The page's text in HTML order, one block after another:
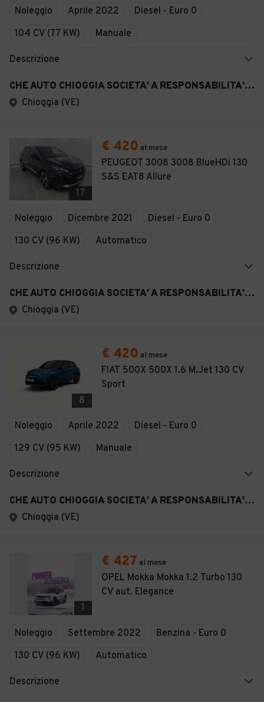
Noleggio Aprile 2022
Diesel - Euro 0
104 CV (77 KW)
Manuale
Descrizione
CHE AUTO CHIOGGIA SOCIETA' A RESPONSABILITA' LIMITATA SEMPLIFICAT A
Chioggia (VE)
17
€ 420 al mese
PEUGEOT 3008 3008 BlueHDi 130
S&S EAT8 Allure
Noleggio Dicembre 2021
Diesel - Euro 0
130 CV (96 KW)
Automatico
Descrizione
CHE AUTO CHIOGGIA SOCIETA' A RESPONSABILITA' LIMITATA SEMPLIFICAT A
Chioggia (VE)
8
€ 420 al mese
FIAT 500X 500X 1.6 M.Jet 130 CV
Sport
Noleggio Aprile 2022
Diesel - Euro 0
129 CV (95 KW)
Manuale
Descrizione
CHE AUTO CHIOGGIA SOCIETA' A RESPONSABILITA' LIMITATA SEMPLIFICAT A
Chioggia (VE)
1
€ 427 al mese
OPEL Mokka Mokka 1.2 Turbo 130
CV aut. Elegance
Noleggio Settembre 2022
Benzina - Euro 0
130 CV (96 KW)
Automatico
Descrizione